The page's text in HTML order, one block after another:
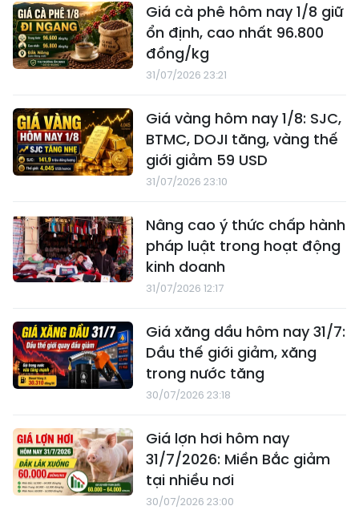
Giá cà phê hôm nay 1/8 giữ
ổn định, cao nhất 96.800
đồng/kg
31/07/2026 23:21
Giá vàng hôm nay 1/8: SJC,
BTMC, DOJI tăng, vàng thế
giới giảm 59 USD
31/07/2026 23:10
Nâng cao ý thức chấp hành
pháp luật trong hoạt động
kinh doanh
31/07/2026 12:17
Giá xăng dầu hôm nay 31/7:
Dầu thế giới giảm, xăng
trong nước tăng
30/07/2026 23:18
Giá lợn hơi hôm nay
31/7/2026: Miền Bắc giảm
tại nhiều nơi
30/07/2026 23:00